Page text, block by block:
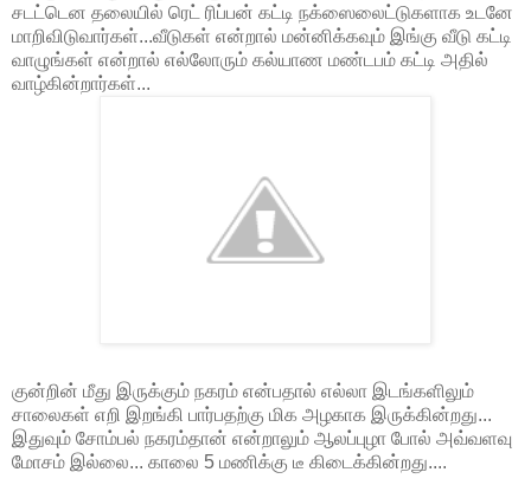
சடட்டென தலையில் ரெட் ரிப்பன் கட்டி நக்ஸைலைட்டுகளாக உடனே
மாறிவிடுவார்கள்...வீடுகள் என்றால் மன்னிக்கவும் இங்கு வீடு கட்டி
வாழுங்கள் என்றால் எல்லோரும் கல்யாண மண்டபம் கட்டி அதில்
வாழ்கின்றார்கள்...
குன்றின் மீது இருக்கும் நகரம் என்பதால் எல்லா இடங்களிலும்
சாலைகள் எறி இறங்கி பார்பதற்கு மிக அழகாக இருக்கின்றது...
இதுவும் சோம்பல் நகரம்தான் என்றாலும் ஆலப்புழா போல் அவ்வளவு
மோசம் இல்லை... காலை 5 மணிக்கு டீ கிடைக்கின்றது....